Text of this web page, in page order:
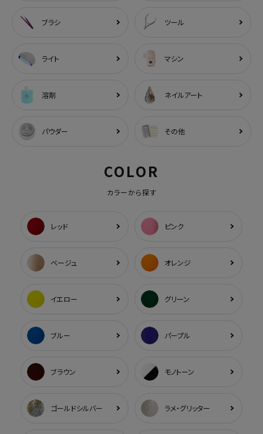
ブラシ ツール
ライト マシン
溶剤 ネイルアート
パウダー その他
COLOR
カラーから探す
レッド ピンク
ベージュ オレンジ
イエロー グリーン
ブルー パープル
ブラウン モノトーン
ゴールドシルバー ラメ・グリッター